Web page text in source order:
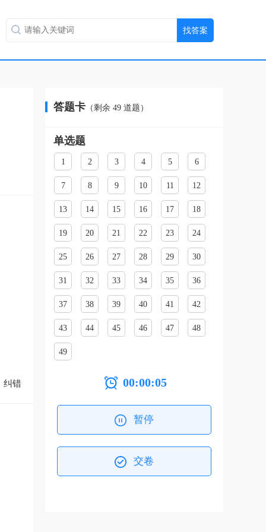
纠错
答题卡 （剩余 49 道题）
单选题
1 2 3 4 5 6
7 8 9 10 11 12
13 14 15 16 17 18
19 20 21 22 23 24
25 26 27 28 29 30
31 32 33 34 35 36
37 38 39 40 41 42
43 44 45 46 47 48
49
00:00:06
暂停
交卷